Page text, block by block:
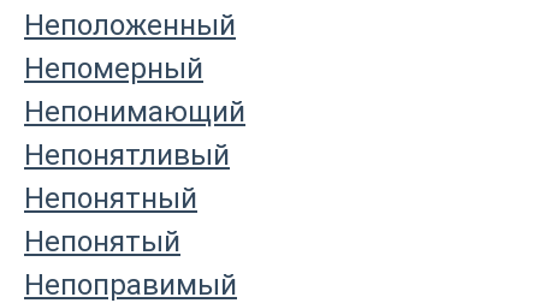
Неположенный
Непомерный
Непонимающий
Непонятливый
Непонятный
Непонятый
Непоправимый